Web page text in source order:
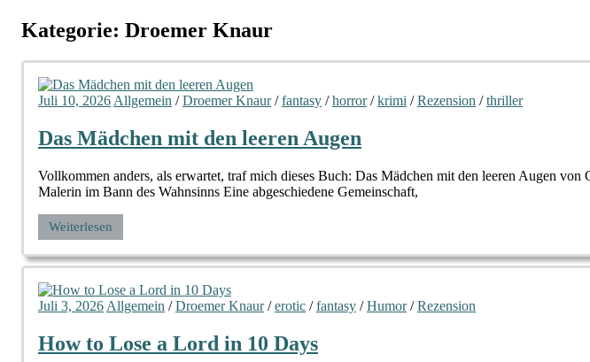
Kategorie: Droemer Knaur
Juli 10, 2026 Allgemein /Droemer Knaur/fantasy /horror/krimi /Rezension /thriller
Das Mädchen mit den leeren Augen
Vollkommen anders, als erwartet, traf mich dieses Buch: Das Mädchen mit den leeren Augen
Malerin im Bann des Wahnsinns Eine abgeschiedene Gemeinschaft,
Weiterlesen
Juli 3, 2026 Allgemein /Droemer Knaur/erotic /fantasy /Humor/Rezension
How to Lose a Lord in 10 Days